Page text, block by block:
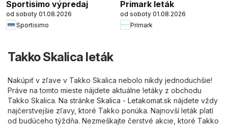
Sportisimo výpredaj
od soboty 01.08.2026
Sportisimo
Primark leták
od soboty 01.08.2026
Primark
Takko Skalica leták
Nakúpiť v zľave v Takko Skalica nebolo nikdy jednoduchšie!
Práve na tomto mieste nájdete aktuálne letáky z obchodu
Takko Skalica. Na stránke Skalica - Letakomat.sk nájdete vždy
najčerstvejšie zľavy, ktoré Takko ponúka. Najnovší leták platí
od budúceho týždňa. Nezmeškajte čerstvé akcie, ktoré Takko